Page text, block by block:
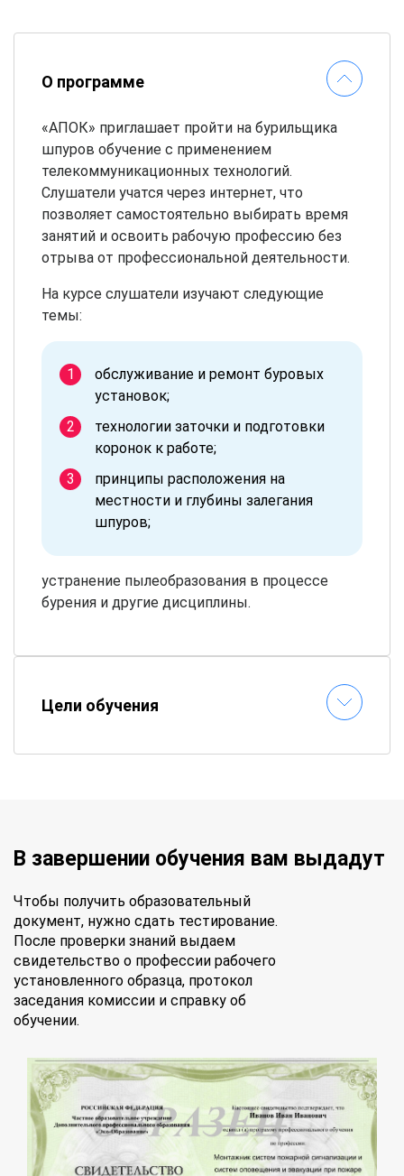
О программе
«АПОК» приглашает пройти на бурильщика
шпуров обучение с применением
телекоммуникационных технологий.
Слушатели учатся через интернет, что
позволяет самостоятельно выбирать время
занятий и освоить рабочую профессию без
отрыва от профессиональной деятельности.
На курсе слушатели изучают следующие
темы:
обслуживание и ремонт буровых
установок;
технологии заточки и подготовки
коронок к работе;
принципы расположения на
местности и глубины залегания
шпуров;
устранение пылеобразования в процессе
бурения и другие дисциплины.
Цели обучения
В завершении обучения вам выдадут
Чтобы получить образовательный
документ, нужно сдать тестирование.
После проверки знаний выдаем
свидетельство о профессии рабочего
установленного образца, протокол
заседания комиссии и справку об
обучении.